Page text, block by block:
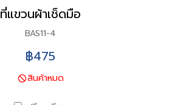
ที่แขวนผ้าเช็ดมือ
BAS11-4
฿475
สินค้าหมด